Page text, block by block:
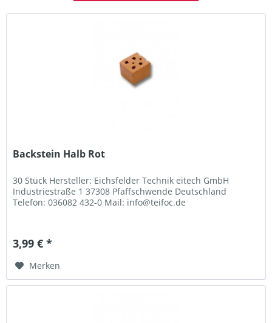
Backstein Halb Rot
30 Stück Hersteller: Eichsfelder Technik eitech GmbH
Industriestraße 1 37308 Pfaffschwende Deutschland
Telefon: 036082 432-0 Mail: info@teifoc.de
3,99 € *
Merken